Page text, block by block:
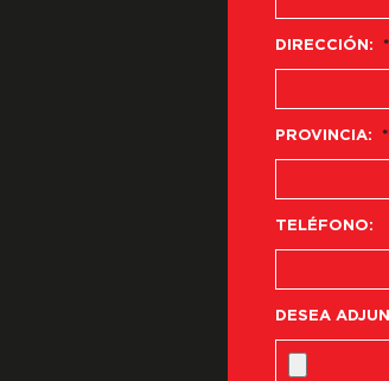
DIRECCIÓN: *
PROVINCIA: *
TELÉFONO:
DESEA